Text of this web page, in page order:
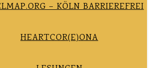
– KÖLN BARRIEREFREI
HEARTCOR(E)ONA